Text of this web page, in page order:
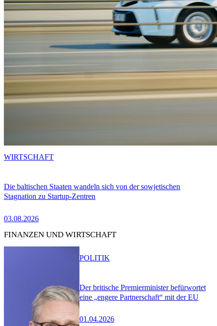
Die baltischen Staaten wandeln sich von der sowjetischen
Stagnation zu Startup-Zentren
03.08.2026
WIRTSCHAFT
FINANZEN UND WIRTSCHAFT
Der britische Premierminister befürwortet
eine „engere Partnerschaft“ mit der EU
01.04.2026
POLITIK